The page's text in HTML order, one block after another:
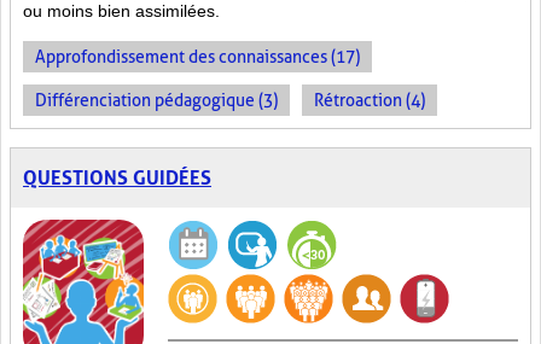
ou moins bien assimilées.
Approfondissement des connaissances (17)
Différenciation pédagogique (3) Rétroaction (4)
QUESTIONS GUIDÉES